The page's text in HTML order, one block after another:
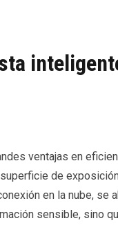
ventajas en
de
en la nube, se
sensible, sino